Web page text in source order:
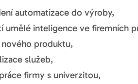
automatizace do výroby,
umělé inteligence ve firemních
produktu,
služeb,
firmy s univerzitou,